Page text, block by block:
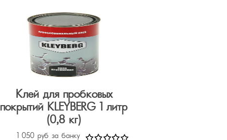
Клей для пробковых
покрытий KLEYBERG 1 литр
(0,8 кг)
1 050 руб за банку